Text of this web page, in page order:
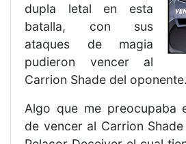
dupla letal en esta
batalla, con sus
ataques de magia
pudieron vencer al
Carrion Shade del oponente.
Algo que me preocupaba
de vencer al Carrion